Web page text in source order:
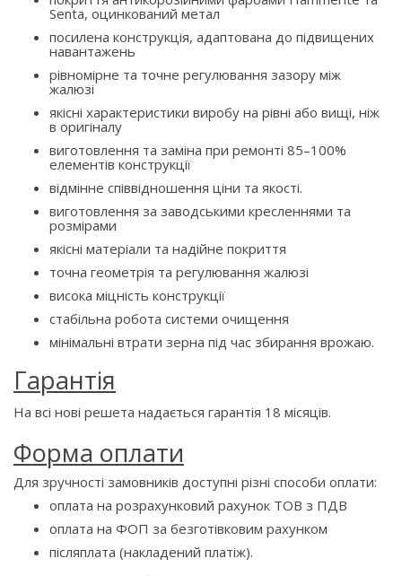
Senta, оцинкований метал
посилена конструкція, адаптована до підвищених
навантажень
рівномірне та точне регулювання зазору між
жалюзі
якісні характеристики виробу на рівні або вищі, ніж
в оригіналу
виготовлення та заміна при ремонті 85–100%
елементів конструкції
відмінне співвідношення ціни та якості.
виготовлення за заводськими кресленнями та
розмірами
якісні матеріали та надійне покриття
точна геометрія та регулювання жалюзі
висока міцність конструкції
стабільна робота системи очищення
мінімальні втрати зерна під час збирання врожаю.
Гарантія
На всі нові решета надається гарантія 18 місяців.
Форма оплати
Для зручності замовників доступні різні способи оплати:
оплата на розрахунковий рахунок ТОВ з ПДВ
оплата на ФОП за безготівковим рахунком
післяплата (накладений платіж).